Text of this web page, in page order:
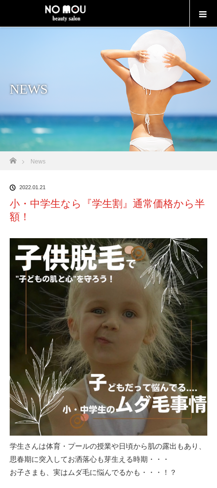
NEWS
Home
News
2022.01.21
小・中学生なら『学生割』通常価格から半
額！
学生さんは体育・プールの授業や日頃から肌の露出もあり、
思春期に突入してお洒落心も芽生える時期・・・
お子さまも、実はムダ毛に悩んでるかも・・・！？